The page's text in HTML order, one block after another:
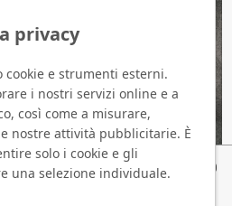
FlyMarker mini 120/100
privacy
e strumenti esterni.
i nostri servizi online e a
così come a misurare,
nostre attività pubblicitarie. È
solo i cookie e gli
una selezione individuale.